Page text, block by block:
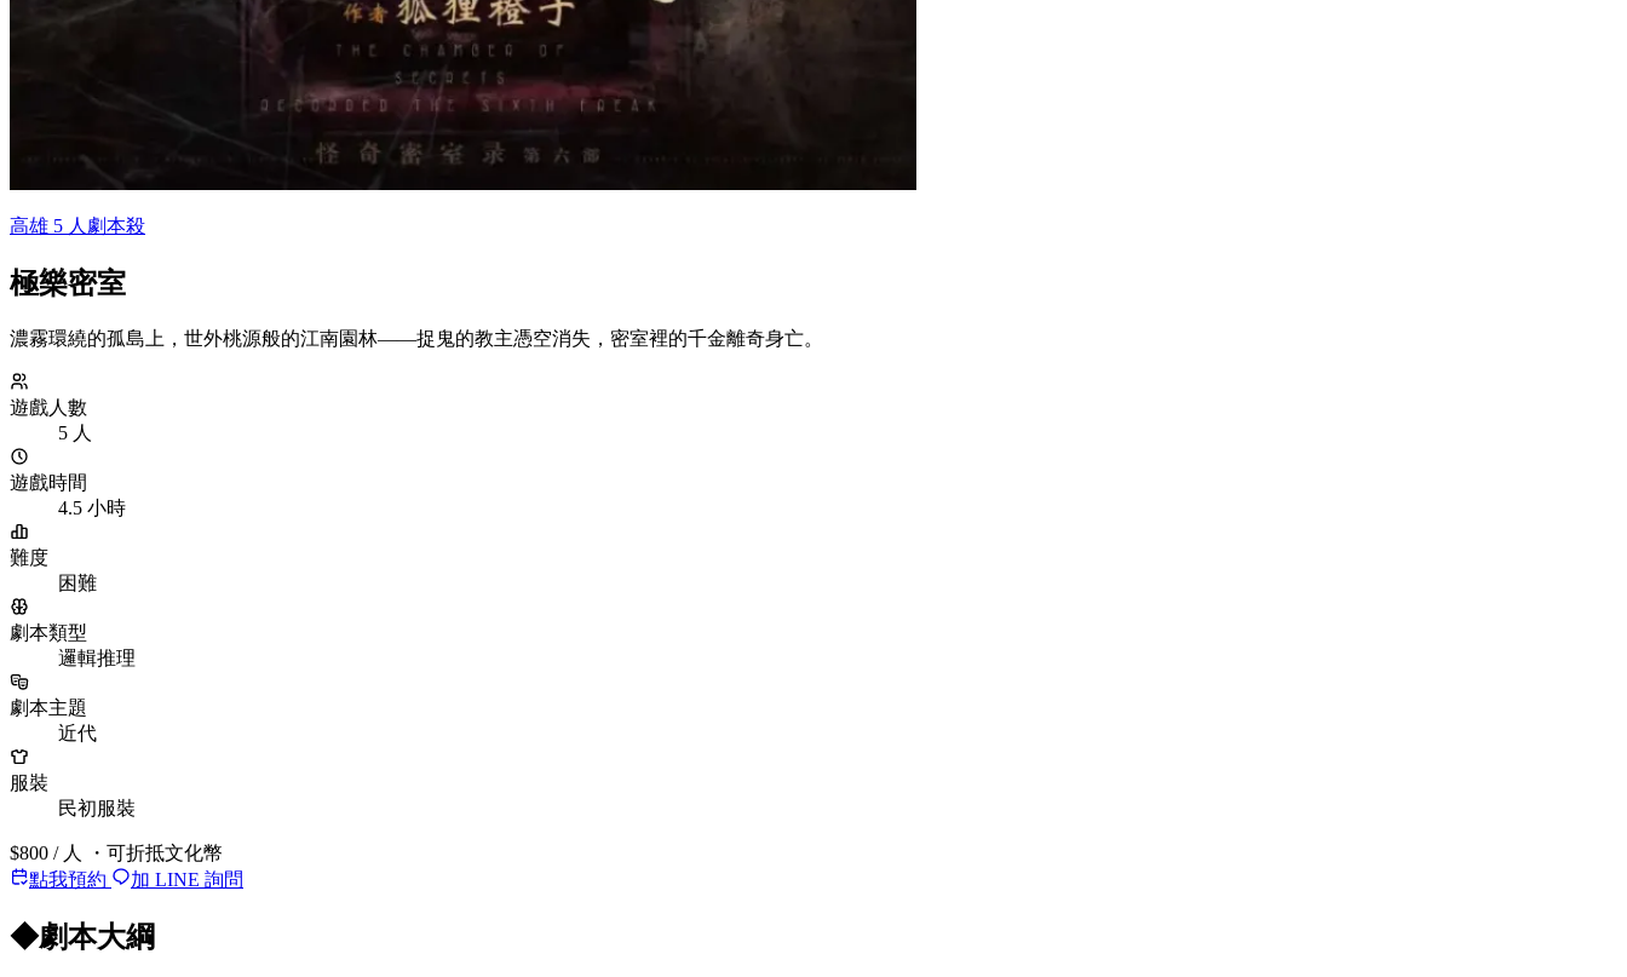
高雄 5 人劇本殺
極樂密室
濃霧環繞的孤島上，世外桃源般的江南園林——捉鬼的教主憑空消失，密室裡的千金離奇身亡。
遊戲人數
5 人
遊戲時間
4.5 小時
難度
困難
劇本類型
邏輯推理
劇本主題
近代
服裝
民初服裝
$800 / 人
・可折抵文化幣
點我預約
加 LINE 詢問
◆劇本大綱